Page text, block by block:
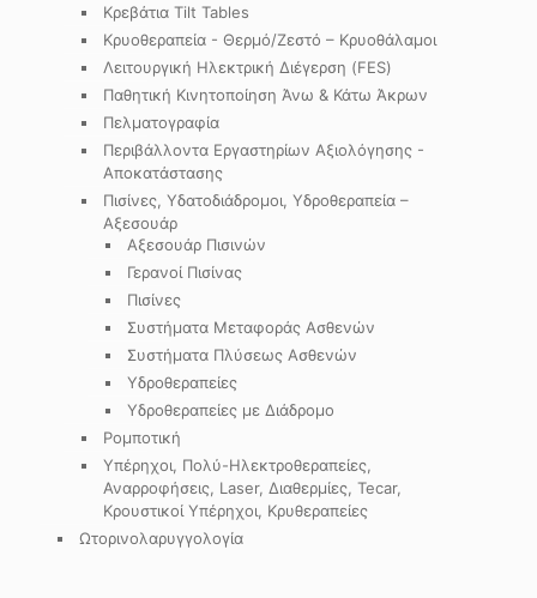
Κρεβάτια Tilt Tables
Κρυοθεραπεία - Θερμό/Ζεστό – Κρυοθάλαμοι
Λειτουργική Ηλεκτρική Διέγερση (FES)
Παθητική Κινητοποίηση Άνω & Κάτω Άκρων
Πελματογραφία
Περιβάλλοντα Εργαστηρίων Αξιολόγησης -
Αποκατάστασης
Πισίνες, Υδατοδιάδρομοι, Υδροθεραπεία –
Αξεσουάρ
Αξεσουάρ Πισινών
Γερανοί Πισίνας
Πισίνες
Συστήματα Μεταφοράς Ασθενών
Συστήματα Πλύσεως Ασθενών
Υδροθεραπείες
Υδροθεραπείες με Διάδρομο
Ρομποτική
Υπέρηχοι, Πολύ-Ηλεκτροθεραπείες,
Αναρροφήσεις, Laser, Διαθερμίες, Tecar,
Κρουστικοί Υπέρηχοι, Κρυθεραπείες
Ωτορινολαρυγγολογία